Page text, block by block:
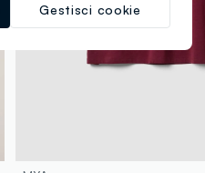
Gestisci cookie